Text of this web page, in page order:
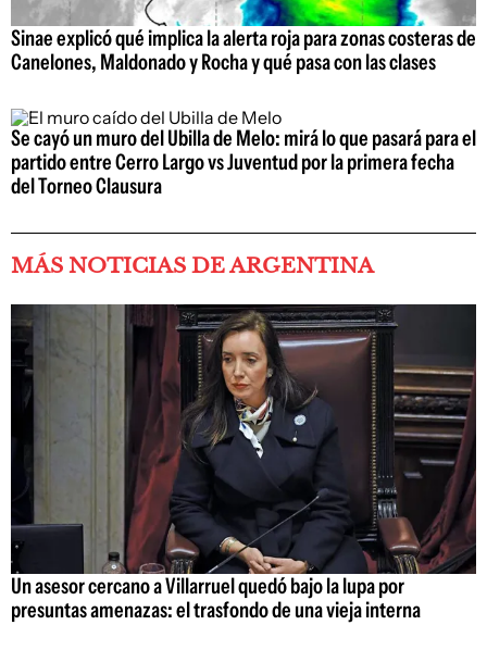
Sinae explicó qué implica la alerta roja para zonas costeras de
Canelones, Maldonado y Rocha y qué pasa con las clases
Se cayó un muro del Ubilla de Melo: mirá lo que pasará para el
partido entre Cerro Largo vs Juventud por la primera fecha
del Torneo Clausura
MÁS NOTICIAS DE ARGENTINA
Un asesor cercano a Villarruel quedó bajo la lupa por
presuntas amenazas: el trasfondo de una vieja interna